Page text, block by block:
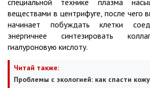
специальной технике плазма
веществами в центрифуге, после чего
начинает побуждать клетки
энергичнее синтезировать
гиалуроновую кислоту.
Читай также:
Проблемы с экологией: как спасти